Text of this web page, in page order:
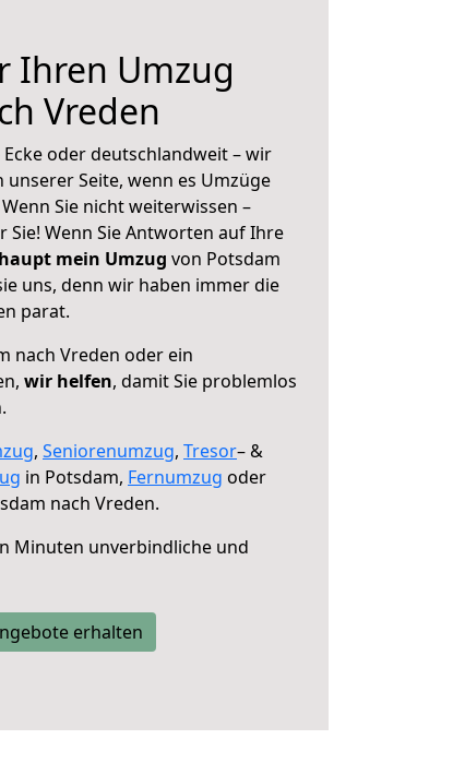
Ihren Umzug
Vreden
oder deutschlandweit – wir
unserer Seite, wenn es Umzüge
Sie nicht weiterwissen –
Wenn Sie Antworten auf Ihre
mein Umzug von Potsdam
uns, denn wir haben immer die
parat.
nach Vreden oder ein
wir helfen, damit Sie problemlos
, Seniorenumzug, Tresor– &
in Potsdam, Fernumzug oder
nach Vreden.
Minuten unverbindliche und
erhalten